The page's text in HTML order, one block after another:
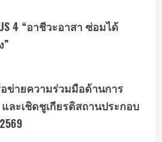
4 “อาชีวะอาสา ซ่อมได้
ข่ายความร่วมมือด้านการ
ละเชิดชูเกียรติสถานประกอบ